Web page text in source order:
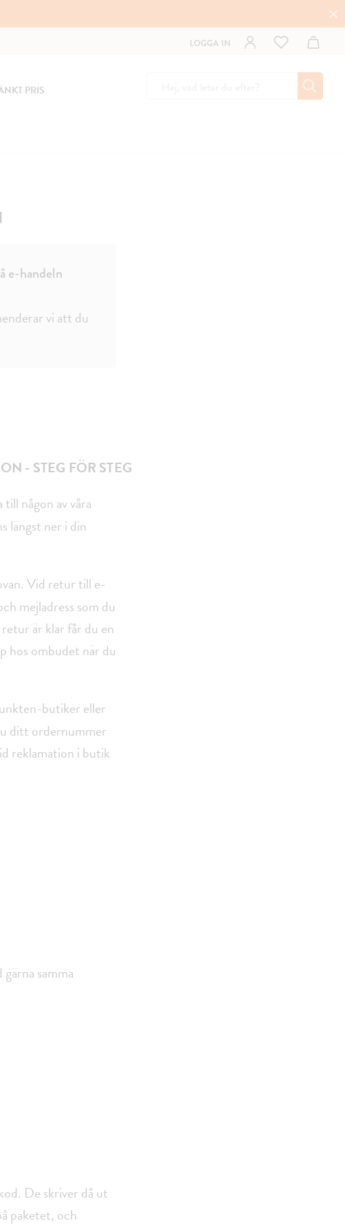
LOGGA IN
PRIS
e-handeln
vi att du
- STEG FÖR STEG
någon av våra
längst ner i din
Vid retur till e-
mejladress som du
är klar får du en
hos ombudet när du
butiker eller
ditt ordernummer
reklamation i butik
samma
De skriver då ut
paketet, och